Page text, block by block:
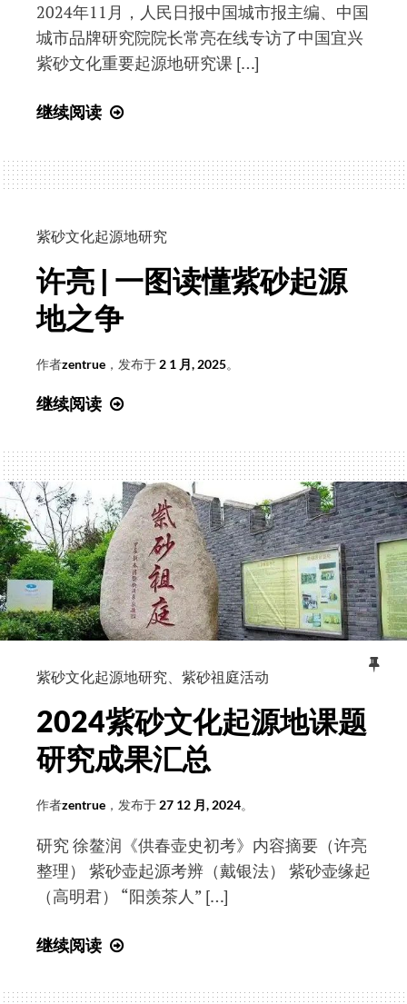
2024年11月，人民日报中国城市报主编、中国
城市品牌研究院院长常亮在线专访了中国宜兴
紫砂文化重要起源地研究课 […]
继续阅读
源
流
法
——
紫
起
源
地
课
题
组
组
长
亮
紫砂文化起源地研究
许亮 | 一图读懂紫砂起源
地之争
作者zentrue ，发布于 2 1 月, 2025。
继续阅读
|
一
图
读
懂
紫
砂
起
地
争
紫砂文化起源地研究 紫砂祖庭活动
2024紫砂文化起源地课题
研究成果汇总
作者zentrue ，发布于 27 12 月, 2024。
研究 徐鳌润《供春壶史初考》内容摘要（许亮
整理） 紫砂壶起源考辨（戴银法） 紫砂壶缘起
（高明君） “阳羡茶人” […]
继续阅读
砂